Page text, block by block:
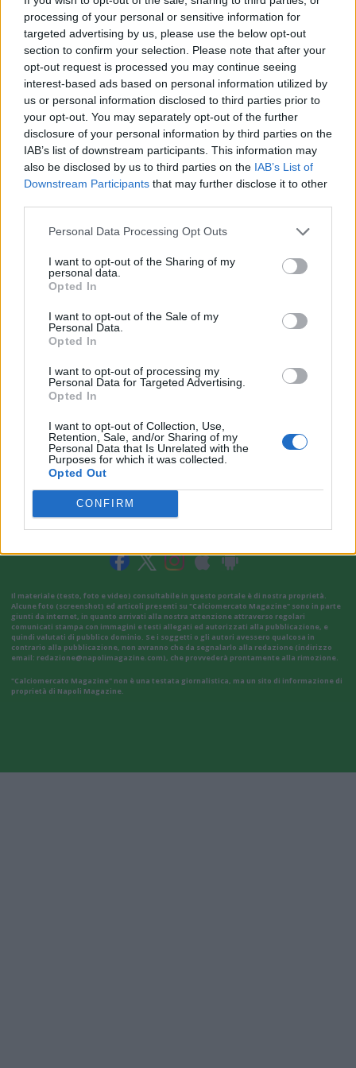
processing of your personal or sensitive information for
targeted advertising by us, please use the below opt-out
section to confirm your selection. Please note that after your
opt-out request is processed you may continue seeing
interest-based ads based on personal information utilized by
us or personal information disclosed to third parties prior to
your opt-out. You may separately opt-out of the further
disclosure of your personal information by third parties on the
IAB’s list of downstream participants. This information may
also be disclosed by us to third parties on the IAB’s List of
Downstream Participants that may further disclose it to other
Personal Data Processing Opt Outs
I want to opt-out of the Sharing of my
personal data.
Opted In
I want to opt-out of the Sale of my
Personal Data.
Opted In
I want to opt-out of processing my
Personal Data for Targeted Advertising.
Opted In
I want to opt-out of Collection, Use,
Retention, Sale, and/or Sharing of my
Personal Data that Is Unrelated with the
Purposes for which it was collected.
Opted Out
CONFIRM
D’altronde, il tecnico salentino, dopo aver certificato la
qualificazione alla Champions vincendo a Pisa, avrebbe di fatto
salutato ilNapolie diventa una carta decisamente appetibile
per la Juventus, nel ricordo del triennio tra il 2011 e il 2014
che ha dato il via all’epopea bianconera. Un’idea forte, una
tentazione a cui è difficile resistere nonostante il recente
rinnovo di Spalletti, che ora può solo aggrapparsi a questa
sorta di riunione d’emergenza, ma con la consapevolezza che
ormai la sua squadra non ha più il destino nelle sue mani nella
corsa alla Champions. Conte attende senza fretta,
consapevole che, in vista dell’addio al Napoli, ha già un
sviluppi a Torino.
VAI ALLA VERSIONE CLASSICA
Il materiale (testo, foto e video) consultabile in questo portale è di nostra proprietà.
Alcune foto (screenshot) ed articoli presenti su "Calciomercato Magazine" sono in parte
giunti da internet, in quanto arrivati alla nostra attenzione attraverso regolari
comunicati stampa con immagini e testi allegati ed autorizzati alla pubblicazione, e
quindi valutati di pubblico dominio. Se i soggetti o gli autori avessero qualcosa in
contrario alla pubblicazione, non avranno che da segnalarlo alla redazione (indirizzo
email: redazione@napolimagazine.com), che provvederà prontamente alla rimozione.
"Calciomercato Magazine" non è una testata giornalistica, ma un sito di informazione di
proprietà di Napoli Magazine.